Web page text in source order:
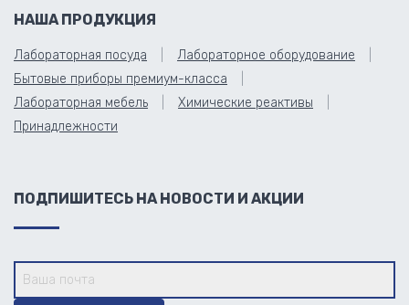
НАША ПРОДУКЦИЯ
Лабораторная посуда
Лабораторное оборудование
Бытовые приборы премиум-класса
Лабораторная мебель
Химические реактивы
Принадлежности
ПОДПИШИТЕСЬ НА НОВОСТИ И АКЦИИ